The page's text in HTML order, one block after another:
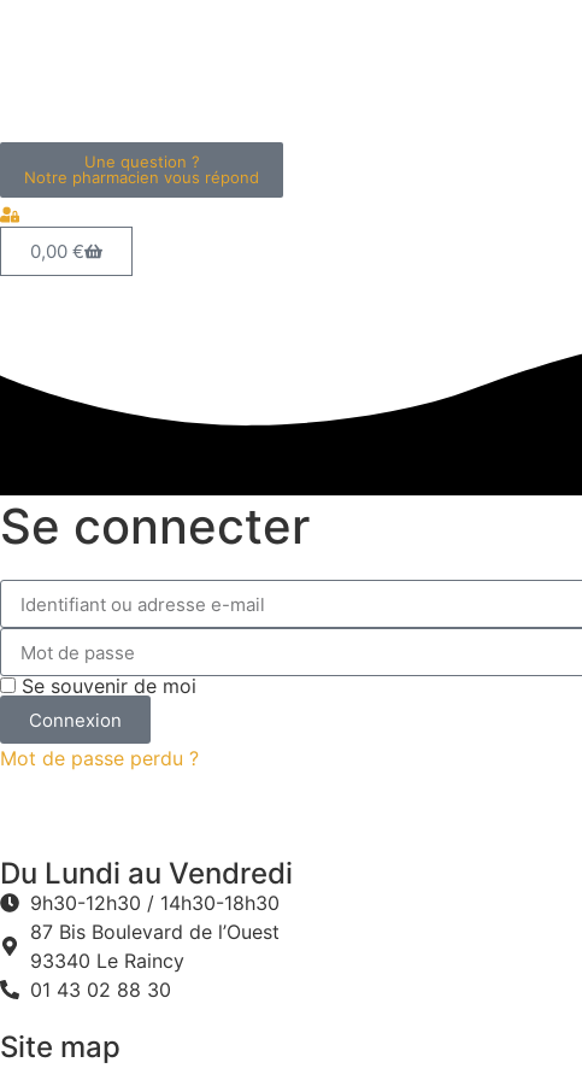
Une question ?
Notre pharmacien vous répond
0,00 €
Se connecter
Se souvenir de moi
Connexion
Mot de passe perdu ?
Du Lundi au Vendredi
9h30-12h30 / 14h30-18h30
87 Bis Boulevard de l’Ouest
93340 Le Raincy
01 43 02 88 30
Site map